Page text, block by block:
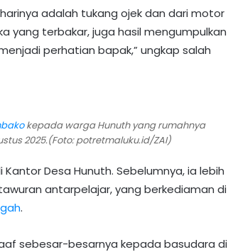
adalah tukang ojek dan dari motor
yang terbakar, juga hasil mengumpulkan
perhatian bapak,” ungkap salah
kepada warga Hunuth yang rumahnya
2025.(Foto: potretmaluku.id/ZAI)
Desa Hunuth. Sebelumnya, ia lebih
antarpelajar, yang berkediaman di
.
sebesar-besarnya kepada basudara di